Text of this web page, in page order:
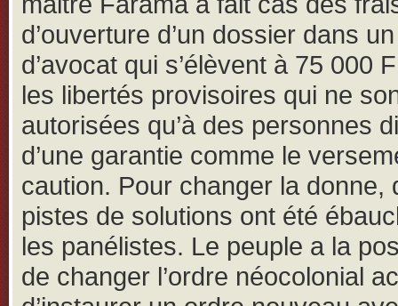
d’ouverture d’un dossier dans
d’avocat qui s’élèvent à 75 000
les libertés provisoires qui ne
autorisées qu’à des personnes
d’une garantie comme le
caution. Pour changer la donne,
pistes de solutions ont été
les panélistes. Le peuple a la
de changer l’ordre néocolonial